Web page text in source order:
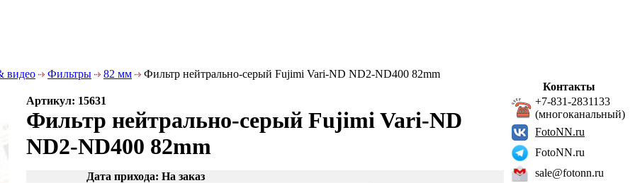
видео Фильтры 82 мм Фильтр нейтрально-серый Fujimi Vari-ND ND2-ND400 82mm
Артикул: 15631
Фильтр нейтрально-серый Fujimi Vari-ND
ND2-ND400 82mm
Дата прихода: На заказ
Контакты
+7-831-2831133
(многоканальный)
FotoNN.ru
FotoNN.ru
sale@fotonn.ru